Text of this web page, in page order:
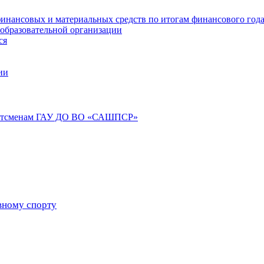
и материальных средств по итогам финансового года
организации
ГАУ ДО ВО «САШПСР»
спорту